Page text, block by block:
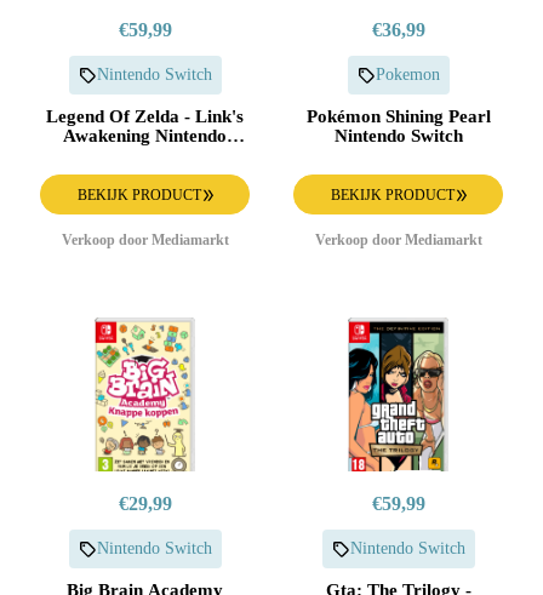
€59,99
Nintendo Switch
Legend Of Zelda - Link's
Awakening Nintendo
BEKIJK PRODUCT
Verkoop door Mediamarkt
€36,99
Pokemon
Pokémon Shining Pearl
Nintendo Switch
BEKIJK PRODUCT
Verkoop door Mediamarkt
€29,99
Nintendo Switch
Big Brain Academy
€59,99
Nintendo Switch
Gta: The Trilogy -